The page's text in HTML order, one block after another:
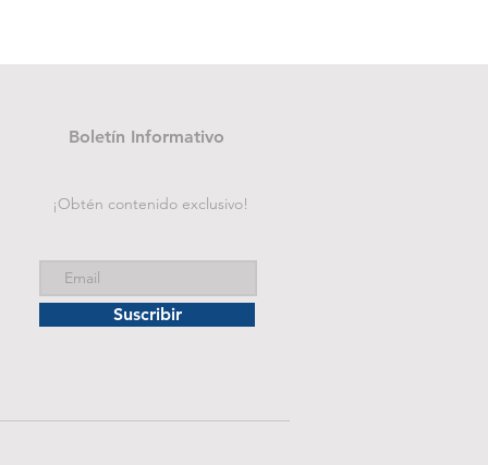
Boletín Informativo
¡Obtén contenido exclusivo!
Suscribir